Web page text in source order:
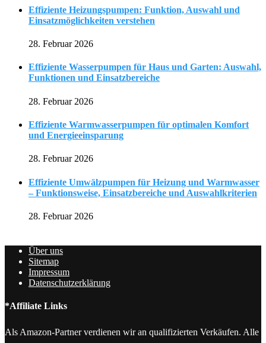
Effiziente Heizungspumpen: Funktion, Auswahl und
Einsatzmöglichkeiten verstehen
28. Februar 2026
Effiziente Wasserpumpen für Haus und Garten: Auswahl,
Funktionen und Einsatzbereiche
28. Februar 2026
Effiziente Warmwasserpumpen für optimalen Komfort
und Energieeinsparung
28. Februar 2026
Effiziente Umwälzpumpen für Heizung und Warmwasser
– Funktionsweise, Einsatzbereiche und Auswahlkriterien
28. Februar 2026
Über uns
Sitemap
Impressum
Datenschutzerklärung
*Affiliate Links
Als Amazon-Partner verdienen wir an qualifizierten Verkäufen. Alle